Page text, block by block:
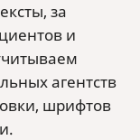
за
и
агентств
шрифтов